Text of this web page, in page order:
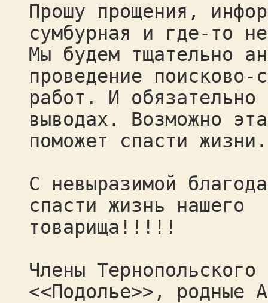
Прошу прощения,
сумбурная и где-то
Мы будем тщательно
проведение поисково-
работ. И обязательно
выводах. Возможно
поможет спасти жизни.
С невыразимой
спасти жизнь нашего
товарища!!!!!
Члены
<<Подолье>>, родные